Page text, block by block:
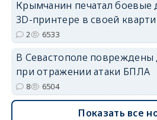
Крымчанин печатал боевые
3D-принтере в своей
2 6533
В Севастополе повреждены
при отражении атаки БПЛА
8 6504
Показать все